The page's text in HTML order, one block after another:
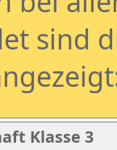
sind
Klasse 3